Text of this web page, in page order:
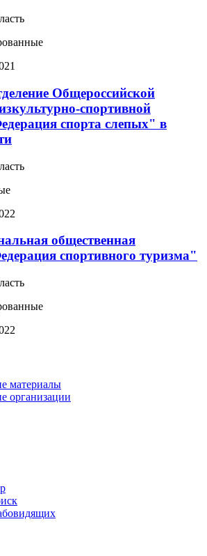
Общероссийской
спортивной
спорта слепых" в
общественная
спортивного туризма"
материалы
организации